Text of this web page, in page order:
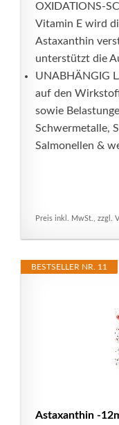
OXIDATIONS-
Vitamin E wird
Astaxanthin
unterstützt die
UNABHÄNGIG
auf den
sowie
Schwermetalle,
Salmonellen &
Preis inkl. MwSt., zzgl.
BESTSELLER NR. 11
Astaxanthin -